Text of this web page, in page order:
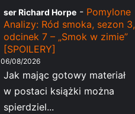
ser Richard Horpe - Pomylone
Analizy: Ród smoka, sezon 3,
odcinek 7 – „Smok w zimie”
[SPOILERY]
06/08/2026
Jak mając gotowy materiał
w postaci książki można
spierdziel...